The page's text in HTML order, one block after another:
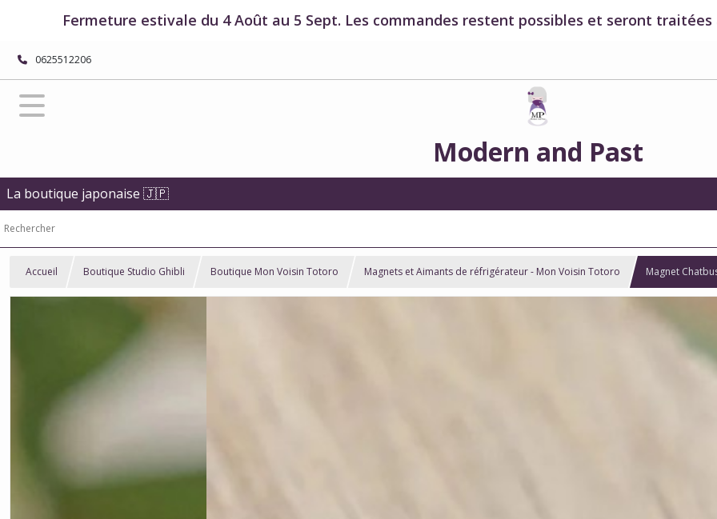
Fermeture estivale du 4 Août au 5 Sept. Les commandes restent possibles et seront
0625512206
Modern and Past
La boutique japonaise 🇯🇵
Accueil Boutique Studio Ghibli Boutique Mon Voisin Totoro Magnets et Aimants de réfrigérateur - Mon Voisin Totoro Magnet